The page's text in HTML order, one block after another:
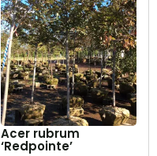
Acer rubrum
‘Redpointe’